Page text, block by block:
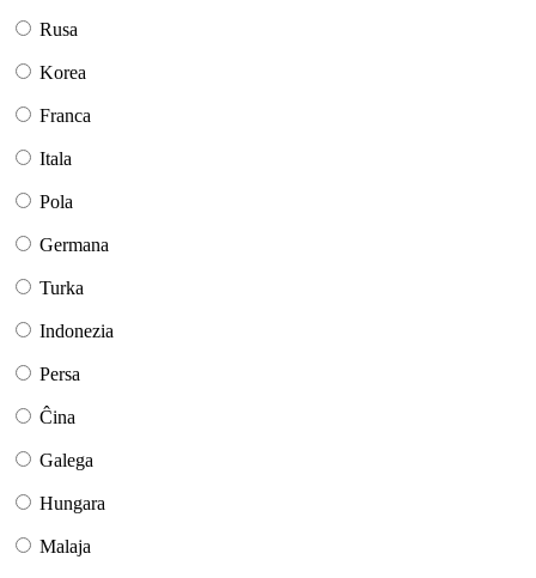
Rusa
Korea
Franca
Itala
Pola
Germana
Turka
Indonezia
Persa
Ĉina
Galega
Hungara
Malaja